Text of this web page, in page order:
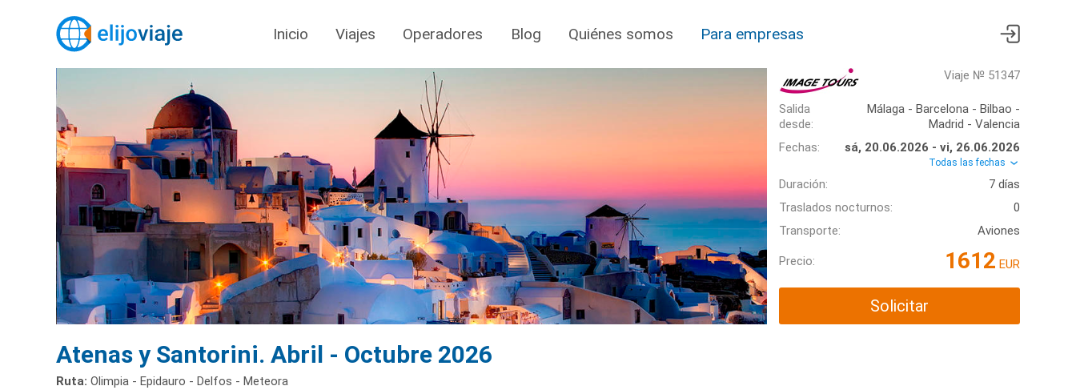
Inicio Viajes Operadores Blog Quiénes somos Para empresas
Viaje № 51347
Salida
desde:
Málaga - Barcelona - Bilbao -
Madrid - Valencia
Fechas:
sá, 20.06.2026 - vi, 26.06.2026
Todas las fechas
Duración:
7 días
Traslados nocturnos:
0
Transporte:
Aviones
Precio: 1612 EUR
Solicitar
Atenas y Santorini. Abril - Octubre 2026
Ruta: Olimpia - Epidauro - Delfos - Meteora